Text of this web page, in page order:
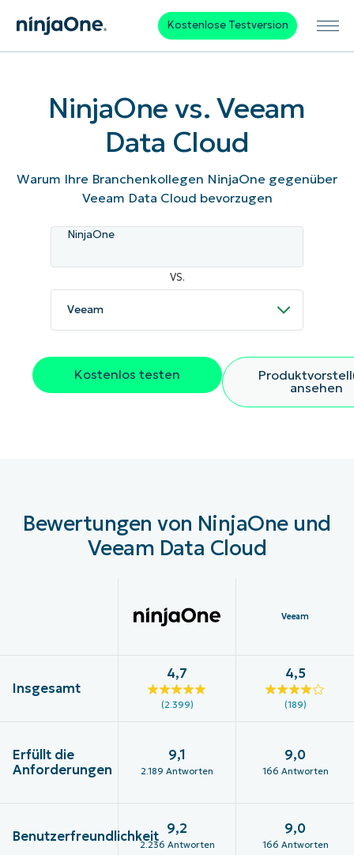
Kostenlose Testversion
NinjaOne vs. Veeam
Data Cloud
Warum Ihre Branchenkollegen NinjaOne gegenüber
Veeam Data Cloud bevorzugen
NinjaOne
VS.
Kostenlos testen
ansehen
Bewertungen von NinjaOne und
Veeam Data Cloud
Veeam
Insgesamt
4,7
(2.399)
4,5
(189)
Erfüllt die
Anforderungen
9,1
2.189 Antworten
9,0
166 Antworten
Benutzerfreundlichkeit 9,2
2.236 Antworten
9,0
166 Antworten